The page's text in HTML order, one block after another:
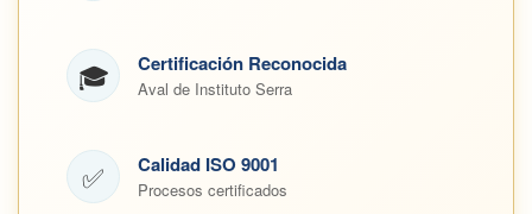
🎓 Certificación Reconocida
Aval de Instituto Serra
✅ Calidad ISO 9001
Procesos certificados